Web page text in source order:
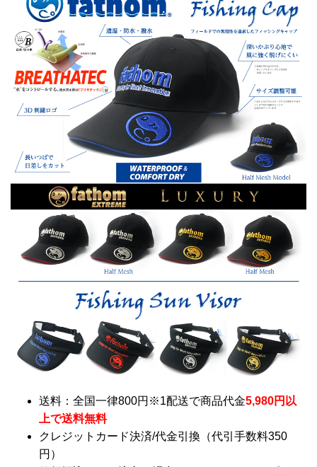
送料：全国一律800円※1配送で商品代金5,980円以
上で送料無料
クレジットカード決済/代金引換（代引手数料350
円）